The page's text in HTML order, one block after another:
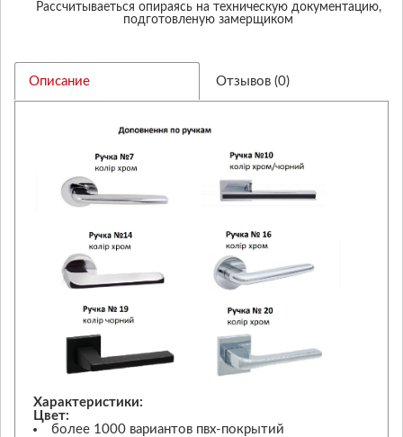
Рассчитываеться опираясь на техническую документацию,
подготовленую замерщиком
Описание Отзывов (0)
Характеристики:
Цвет:
более 1000 вариантов пвх-покрытий